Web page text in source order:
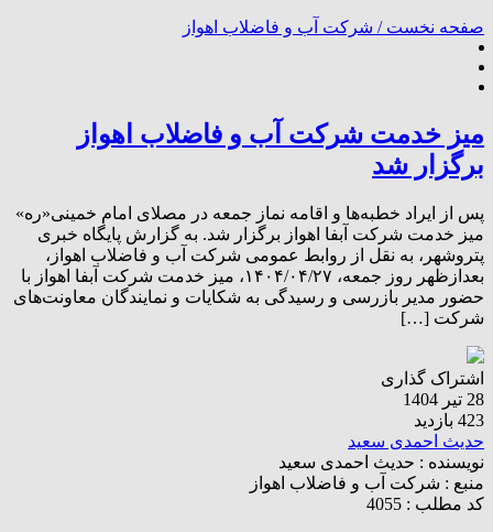
صفحه نخست / شرکت آب و فاضلاب اهواز
میز خدمت شرکت آب و فاضلاب اهواز
برگزار شد
پس از ایراد خطبه‌ها و اقامه نماز جمعه در مصلای امام خمینی«ره»
میز خدمت شرکت آبفا اهواز برگزار شد. به گزارش پایگاه خبری
پتروشهر، به نقل از روابط عمومی شرکت آب و فاضلاب اهواز،
بعدازظهر روز جمعه، ۱۴۰۴/۰۴/۲۷، میز خدمت شرکت آبفا اهواز با
حضور مدیر بازرسی و رسیدگی به شکایات و نمایندگان معاونت‌های
شرکت […]
اشتراک گذاری
28 تیر 1404
423 بازدید
حدیث احمدی سعید
نویسنده : حدیث احمدی سعید
منبع : شرکت آب و فاضلاب اهواز
کد مطلب : 4055